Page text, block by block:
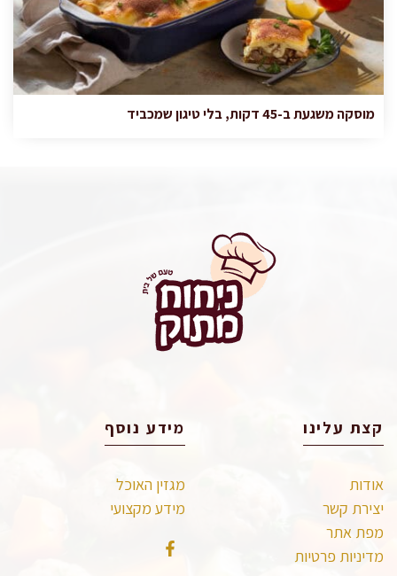
מוסקה משגעת ב-45 דקות, בלי טיגון שמכביד
קצת עלינו
אודות
יצירת קשר
מפת אתר
מדיניות פרטיות
מידע נוסף
מגזין האוכל
מידע מקצועי